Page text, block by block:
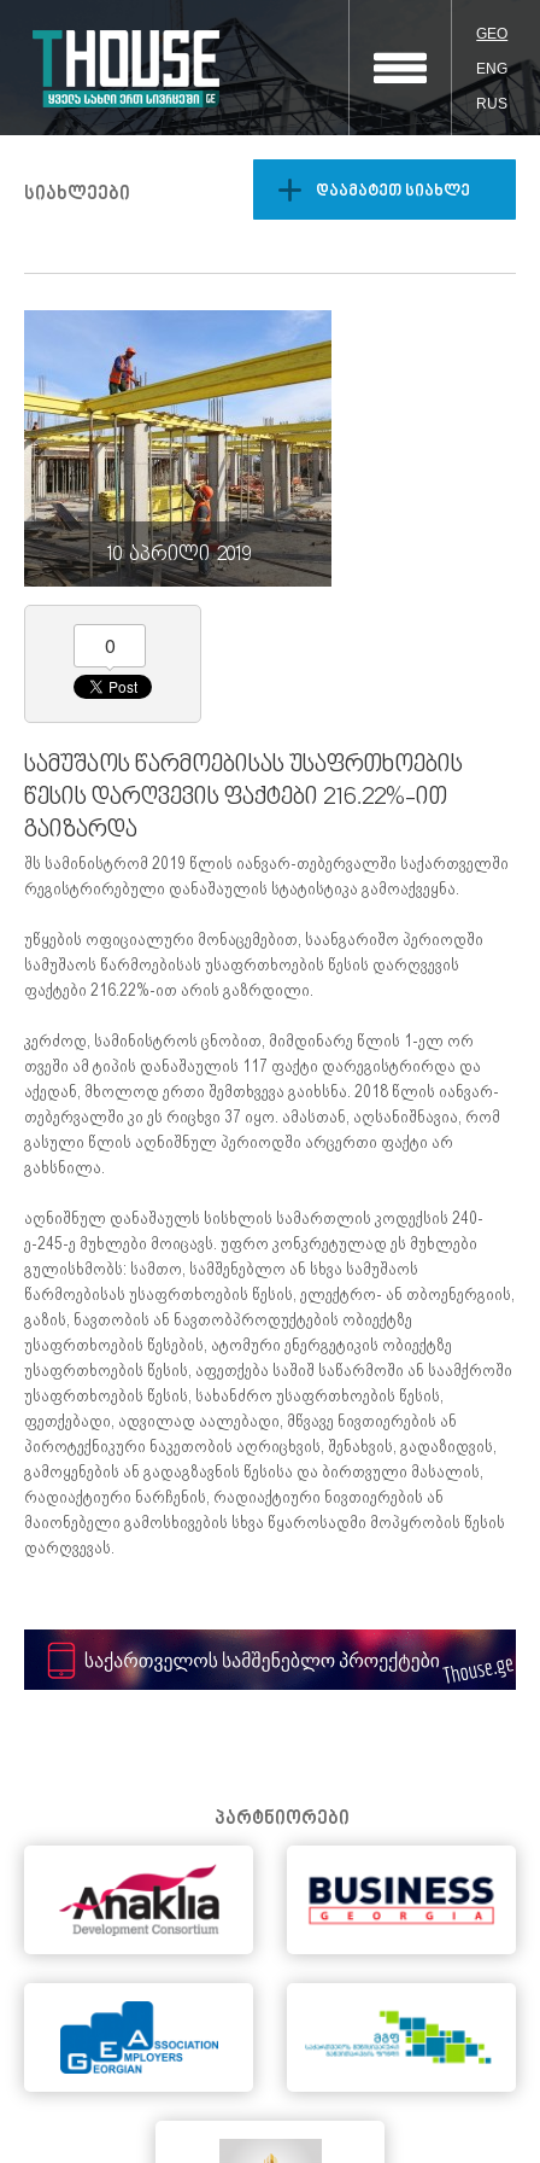
GEO
ENG
RUS
სიახლეები დაამატეთ სიახლე
10 აპრილი 2019
0
სამუშაოს წარმოებისას უსაფრთხოების
წესის დარღვევის ფაქტები 216.22%-ით
გაიზარდა
შს სამინისტრომ 2019 წლის იანვარ-თებერვალში საქართველში
რეგისტრირებული დანაშაულის სტატისტიკა გამოაქვეყნა.
უწყების ოფიციალური მონაცემებით, საანგარიშო პერიოდში
სამუშაოს წარმოებისას უსაფრთხოების წესის დარღვევის
ფაქტები 216.22%-ით არის გაზრდილი.
კერძოდ, სამინისტროს ცნობით, მიმდინარე წლის 1-ელ ორ
თვეში ამ ტიპის დანაშაულის 117 ფაქტი დარეგისტრირდა და
აქედან, მხოლოდ ერთი შემთხვევა გაიხსნა. 2018 წლის იანვარ-
თებერვალში კი ეს რიცხვი 37 იყო. ამასთან, აღსანიშნავია, რომ
გასული წლის აღნიშნულ პერიოდში არცერთი ფაქტი არ
გახსნილა.
აღნიშნულ დანაშაულს სისხლის სამართლის კოდექსის 240-
ე-245-ე მუხლები მოიცავს. უფრო კონკრეტულად ეს მუხლები
გულისხმობს: სამთო, სამშენებლო ან სხვა სამუშაოს
წარმოებისას უსაფრთხოების წესის, ელექტრო- ან თბოენერგიის,
გაზის, ნავთობის ან ნავთობპროდუქტების ობიექტზე
უსაფრთხოების წესების, ატომური ენერგეტიკის ობიექტზე
უსაფრთხოების წესის, აფეთქება საშიშ საწარმოში ან საამქროში
უსაფრთხოების წესის, სახანძრო უსაფრთხოების წესის,
ფეთქებადი, ადვილად აალებადი, მწვავე ნივთიერების ან
პიროტექნიკური ნაკეთობის აღრიცხვის, შენახვის, გადაზიდვის,
გამოყენების ან გადაგზავნის წესისა და ბირთვული მასალის,
რადიაქტიური ნარჩენის, რადიაქტიური ნივთიერების ან
მაიონებელი გამოსხივების სხვა წყაროსადმი მოპყრობის წესის
დარღვევას.
პარტნიორები